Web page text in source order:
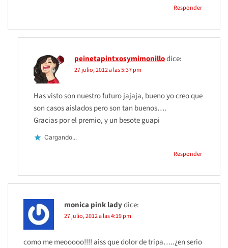
Responder
peinetapintxosymimonillodice:
27 julio, 2012 a las 5:37 pm
Has visto son nuestro futuro jajaja, bueno yo creo que
son casos aislados pero son tan buenos….
Gracias por el premio, y un besote guapi
Cargando...
Responder
monica pink ladydice:
27 julio, 2012 a las 4:19 pm
como me meooooo!!!! aiss que dolor de tripa…..¿en serio